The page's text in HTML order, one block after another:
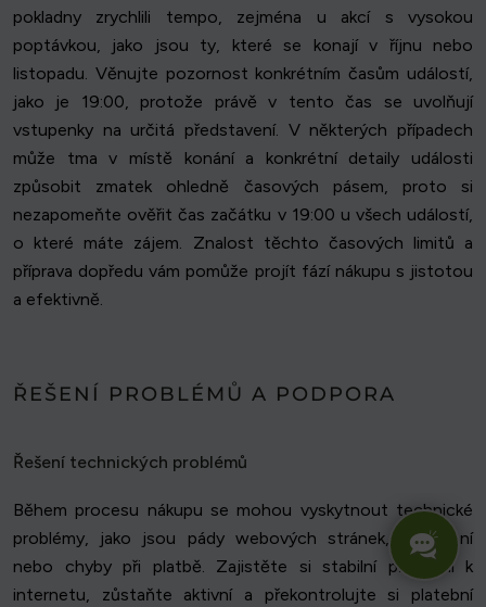
pokladny zrychlili tempo, zejména u akcí s vysokou
poptávkou, jako jsou ty, které se konají v říjnu nebo
listopadu. Věnujte pozornost konkrétním časům událostí,
jako je 19:00, protože právě v tento čas se uvolňují
vstupenky na určitá představení. V některých případech
může tma v místě konání a konkrétní detaily události
způsobit zmatek ohledně časových pásem, proto si
nezapomeňte ověřit čas začátku v 19:00 u všech událostí,
o které máte zájem. Znalost těchto časových limitů a
příprava dopředu vám pomůže projít fází nákupu s jistotou
a efektivně.
ŘEŠENÍ PROBLÉMŮ A PODPORA
Řešení technických problémů
Během procesu nákupu se mohou vyskytnout technické
problémy, jako jsou pády webových stránek, odhlášení
nebo chyby při platbě. Zajistěte si stabilní připojení k
internetu, zůstaňte aktivní a překontrolujte si platební